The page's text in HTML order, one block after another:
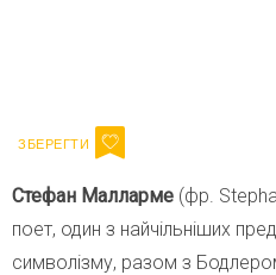
Стефан Малларме (фр.
поет, один з найчільніших
символізму, разом з